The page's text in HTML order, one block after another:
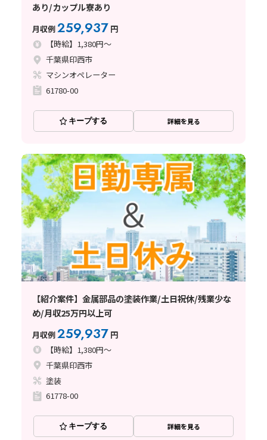
あり/カップル寮あり
月収例259,937 円
【時給】1,380円～
千葉県印西市
マシンオペレーター
61780-00
キープする 詳細を見る
【紹介案件】金属部品の塗装作業/土日祝休/残業少な
め/月収25万円以上可
月収例259,937 円
【時給】1,380円～
千葉県印西市
塗装
61778-00
キープする 詳細を見る